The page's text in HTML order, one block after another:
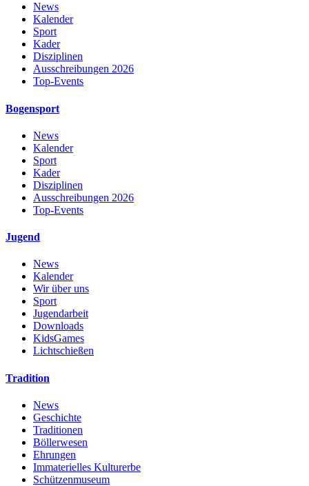
News
Kalender
Sport
Kader
Disziplinen
Ausschreibungen 2026
Top-Events
Bogensport
News
Kalender
Sport
Kader
Disziplinen
Ausschreibungen 2026
Top-Events
Jugend
News
Kalender
Wir über uns
Sport
Jugendarbeit
Downloads
KidsGames
Lichtschießen
Tradition
News
Geschichte
Traditionen
Böllerwesen
Ehrungen
Immaterielles Kulturerbe
Schützenmuseum